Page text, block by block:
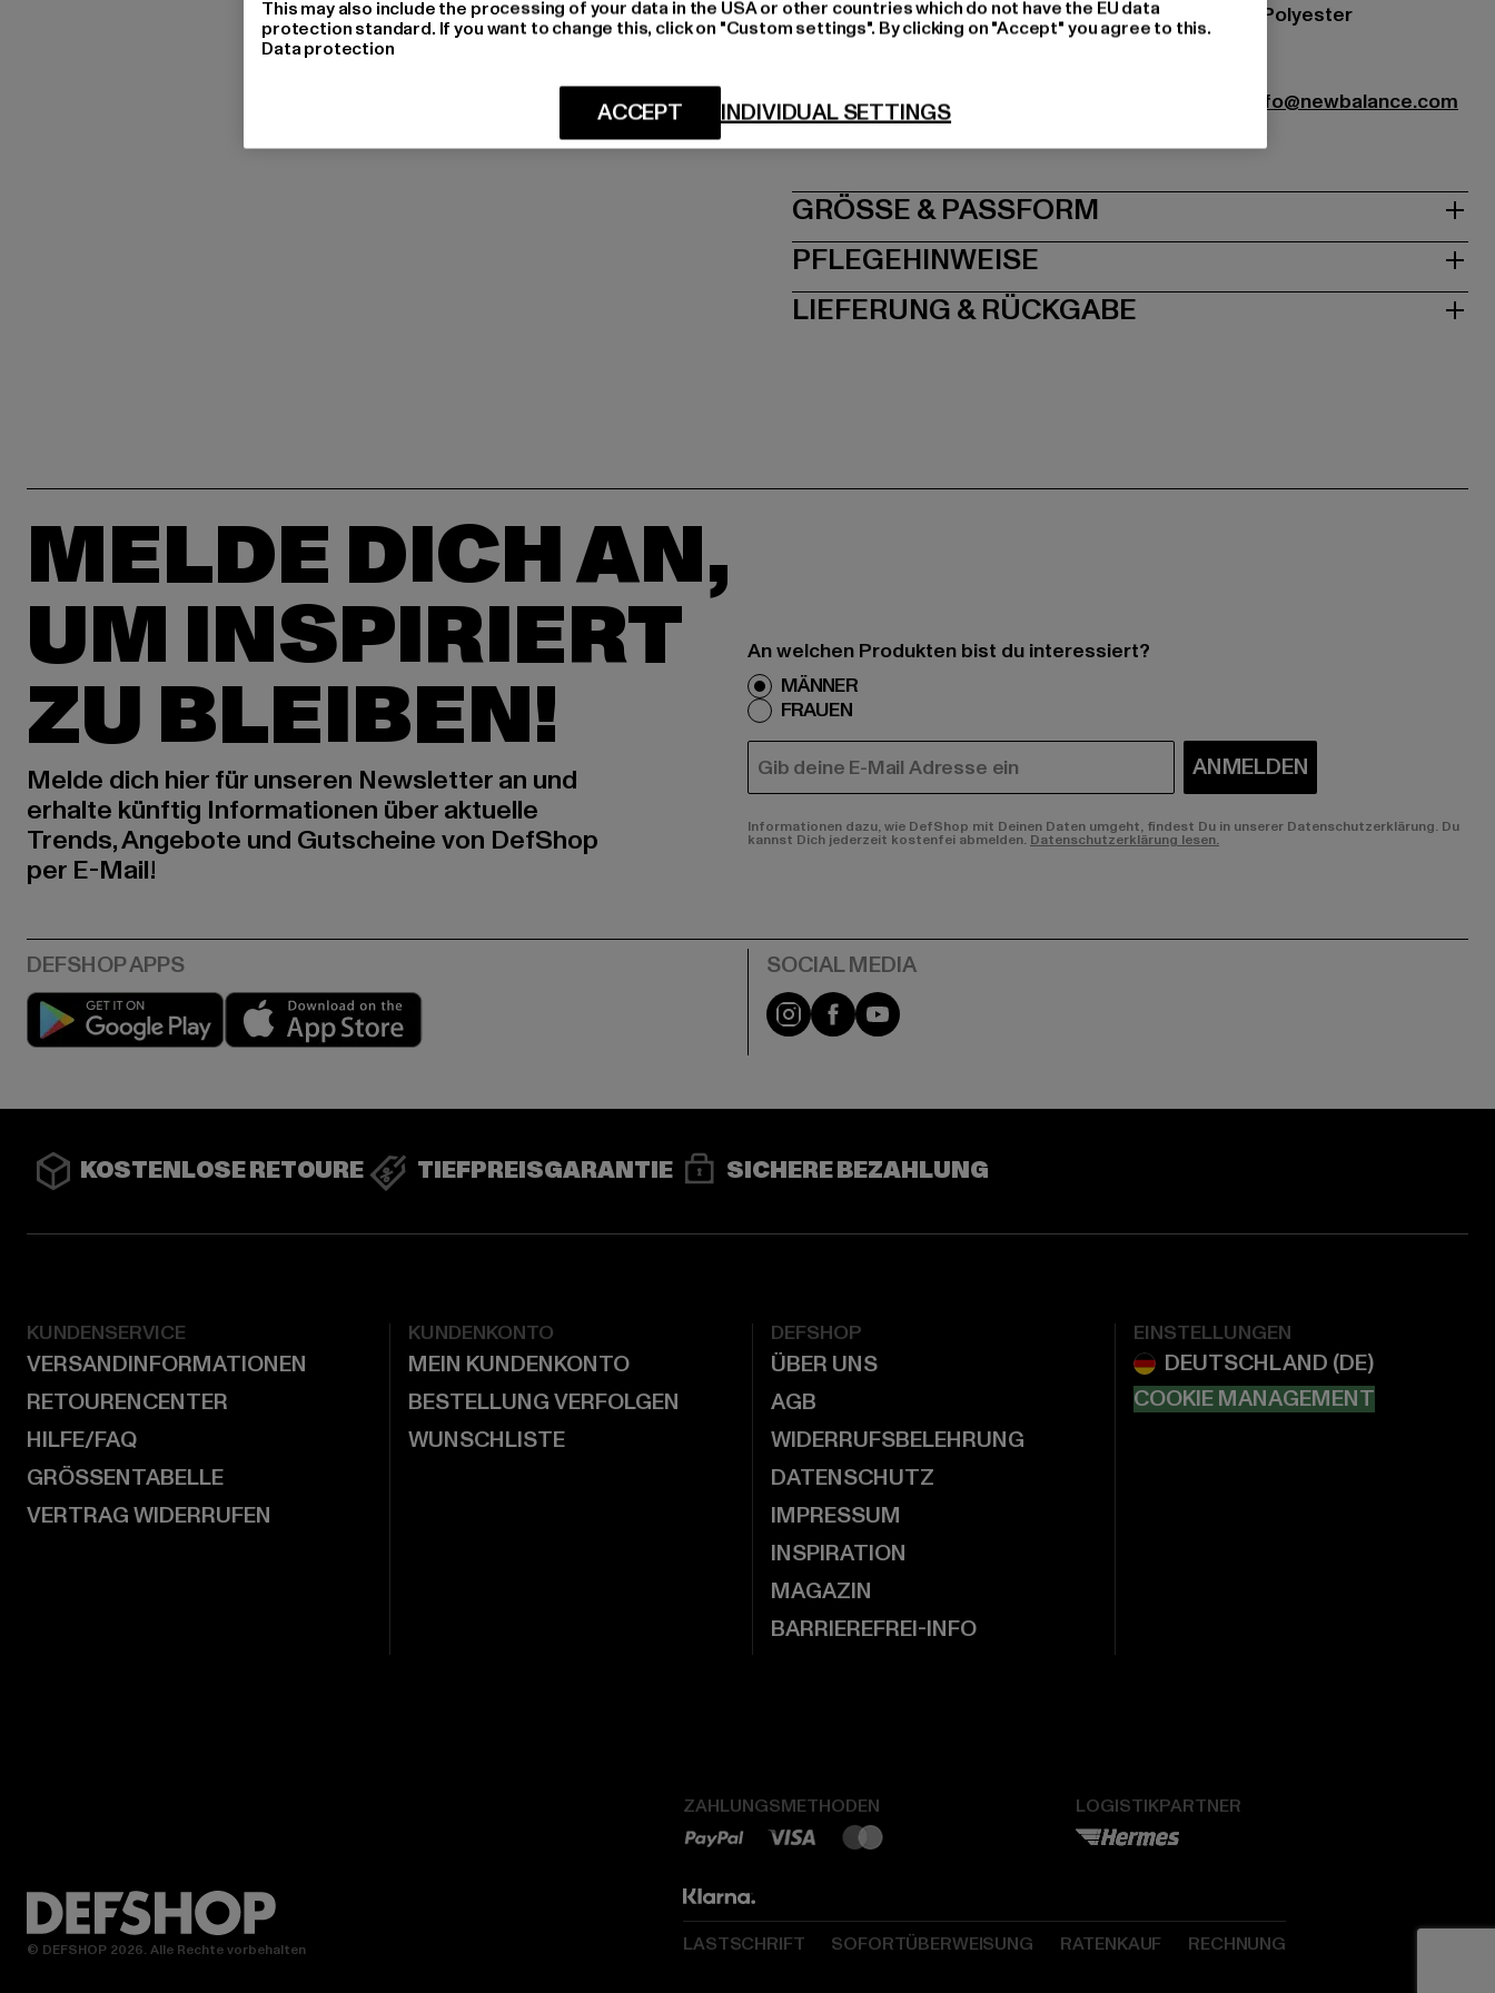
Materialzusammensetzung: 60% Baumwolle, 40% Polyester
Art.Nr: US21500-07669
Hersteller: New Balance Athletic Shoes (UK) Ltd |
info@newbalance.com
Birchwood Boulevard 430 | WA3 7WD Cheshire | UK
GRÖSSE & PASSFORM
PFLEGEHINWEISE
LIEFERUNG & RÜCKGABE
MELDE DICH AN,
UM INSPIRIERT
ZU BLEIBEN!
Melde dich hier für unseren Newsletter an und
erhalte künftig Informationen über aktuelle
Trends, Angebote und Gutscheine von DefShop
per E-Mail!
An welchen Produkten bist du interessiert?
MÄNNER
FRAUEN
E-MAIL ANMELDEN
Informationen dazu, wie DefShop mit Deinen Daten umgeht, findest Du in unserer Datenschutzerklärung. Du
kannst Dich jederzeit kostenfei abmelden. Datenschutzerklärung lesen.
Play market Instagram
FacebookYouTube
KOSTENLOSE RETOURE TIEFPREISGARANTIE SICHERE BEZAHLUNG
KUNDENSERVICE
VERSANDINFORMATIONEN
RETOURENCENTER
HILFE/FAQ
GRÖSSENTABELLE
VERTRAG WIDERRUFEN
KUNDENKONTO
MEIN KUNDENKONTO
BESTELLUNG VERFOLGEN
WUNSCHLISTE
DEFSHOP
ÜBER UNS
AGB
WIDERRUFSBELEHRUNG
DATENSCHUTZ
IMPRESSUM
INSPIRATION
MAGAZIN
BARRIEREFREI-INFO
EINSTELLUNGEN
COOKIE MANAGEMENT
ZAHLUNGSMETHODEN LOGISTIKPARTNER
LASTSCHRIFT SOFORTÜBERWEISUNG RATENKAUF RECHNUNG
© DEFSHOP 2026. Alle Rechte vorbehalten
This may also include the processing of your data in the USA or other countries which do not have the EU data
protection standard. If you want to change this, click on "Custom settings". By clicking on "Accept" you agree to this.
Data protection
INDIVIDUAL SETTINGS
ACCEPT